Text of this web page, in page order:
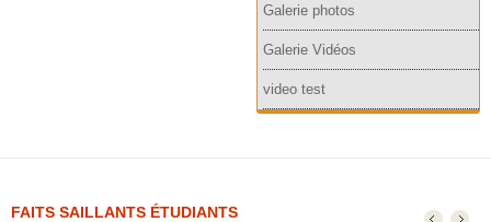
Galerie photos
Galerie Vidéos
video test
FAITS SAILLANTS ÉTUDIANTS